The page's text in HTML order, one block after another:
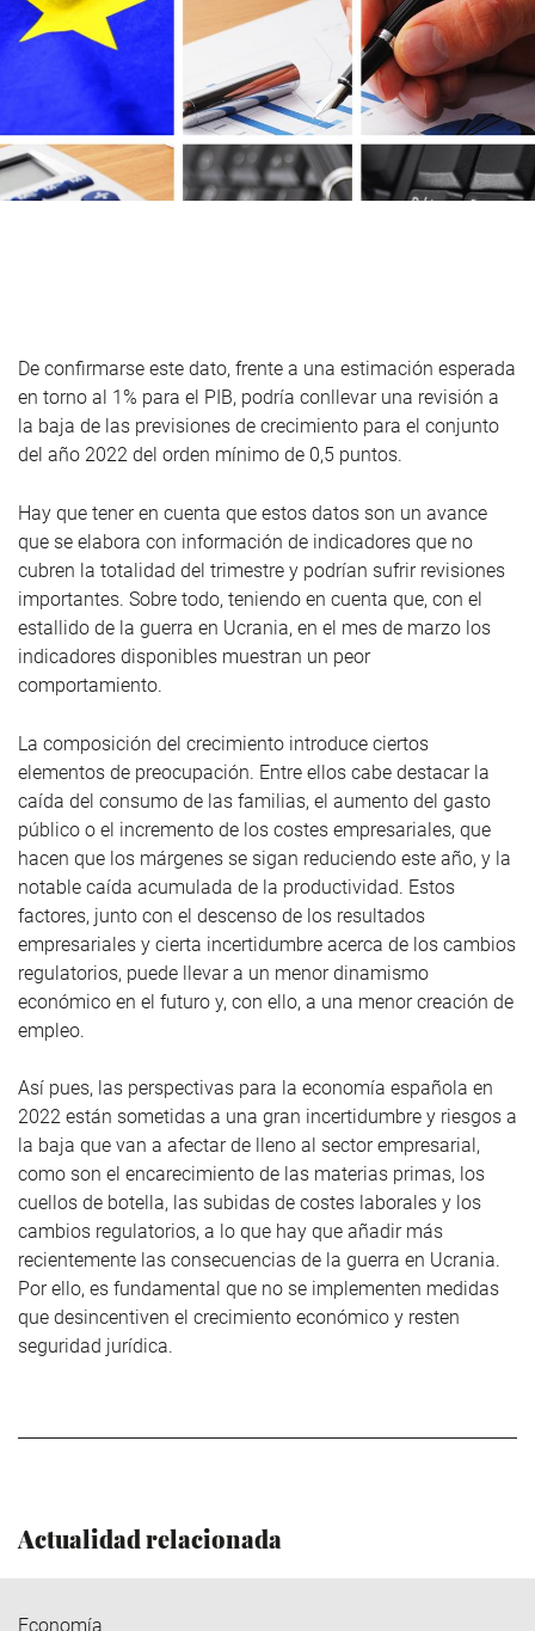
De confirmarse este dato, frente a una estimación esperada
en torno al 1% para el PIB, podría conllevar una revisión a
la baja de las previsiones de crecimiento para el conjunto
del año 2022 del orden mínimo de 0,5 puntos.
Hay que tener en cuenta que estos datos son un avance
que se elabora con información de indicadores que no
cubren la totalidad del trimestre y podrían sufrir revisiones
importantes. Sobre todo, teniendo en cuenta que, con el
estallido de la guerra en Ucrania, en el mes de marzo los
indicadores disponibles muestran un peor
comportamiento.
La composición del crecimiento introduce ciertos
elementos de preocupación. Entre ellos cabe destacar la
caída del consumo de las familias, el aumento del gasto
público o el incremento de los costes empresariales, que
hacen que los márgenes se sigan reduciendo este año, y la
notable caída acumulada de la productividad. Estos
factores, junto con el descenso de los resultados
empresariales y cierta incertidumbre acerca de los cambios
regulatorios, puede llevar a un menor dinamismo
económico en el futuro y, con ello, a una menor creación de
empleo.
Así pues, las perspectivas para la economía española en
2022 están sometidas a una gran incertidumbre y riesgos a
la baja que van a afectar de lleno al sector empresarial,
como son el encarecimiento de las materias primas, los
cuellos de botella, las subidas de costes laborales y los
cambios regulatorios, a lo que hay que añadir más
recientemente las consecuencias de la guerra en Ucrania.
Por ello, es fundamental que no se implementen medidas
que desincentiven el crecimiento económico y resten
seguridad jurídica.
Actualidad relacionada
Economía